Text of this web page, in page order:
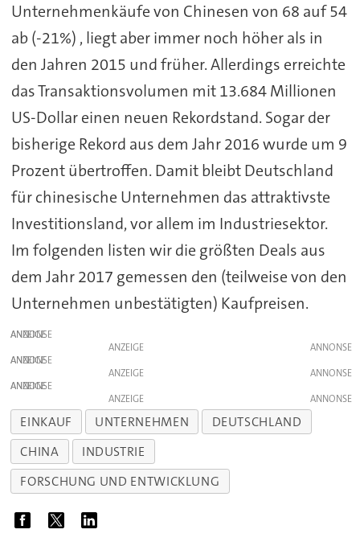
Unternehmenkäufe von Chinesen von 68 auf 54
ab (-21%) , liegt aber immer noch höher als in
den Jahren 2015 und früher. Allerdings erreichte
das Transaktionsvolumen mit 13.684 Millionen
US-Dollar einen neuen Rekordstand. Sogar der
bisherige Rekord aus dem Jahr 2016 wurde um 9
Prozent übertroffen. Damit bleibt Deutschland
für chinesische Unternehmen das attraktivste
Investitionsland, vor allem im Industriesektor.
Im folgenden listen wir die größten Deals aus
dem Jahr 2017 gemessen den (teilweise von den
Unternehmen unbestätigten) Kaufpreisen.
ANZEIGE
ANZEIGE
ANZEIGE
ANZEIGE
ANZEIGE
ANZEIGE
EINKAUF UNTERNEHMEN
DEUTSCHLAND
CHINA
INDUSTRIE
FORSCHUNG UND ENTWICKLUNG